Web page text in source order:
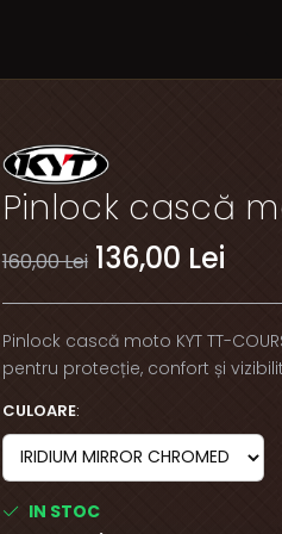
Pinlock cască
160,00 Lei 136,00 Lei
Pinlock cască moto KYT TT-
pentru protecție, confort și
CULOARE:
IN STOC